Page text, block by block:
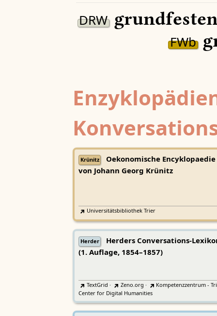
DRW
FWb
Krünitz
Oekonomische Encyklopaedie
von Johann Georg Krünitz
Universitätsbibliothek Trier
Herder
Herders Conversations-
(1. Auflage, 1854–1857)
TextGrid · Zeno.org ·
Kompetenzzentrum -
Center for Digital Humanities